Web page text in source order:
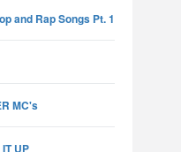
and Rap Songs Pt. 1
MC's
UP